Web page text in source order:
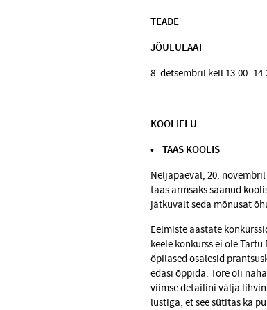
TEADE
JÕULULAAT
8. detsembril kell 13.00-
KOOLIELU
• TAAS KOOLIS
Neljapäeval, 20.
taas armsaks saanud
jätkuvalt seda mõnusat
Eelmiste aastate
keele konkurss ei ole
õpilased osalesid
edasi õppida. Tore oli
viimse detailini välja
lustiga, et see sütitas ka